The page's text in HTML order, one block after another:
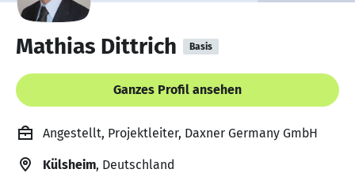
Mathias Dittrich Basis
Ganzes Profil ansehen
Angestellt, Projektleiter, Daxner Germany GmbH
Külsheim, Deutschland